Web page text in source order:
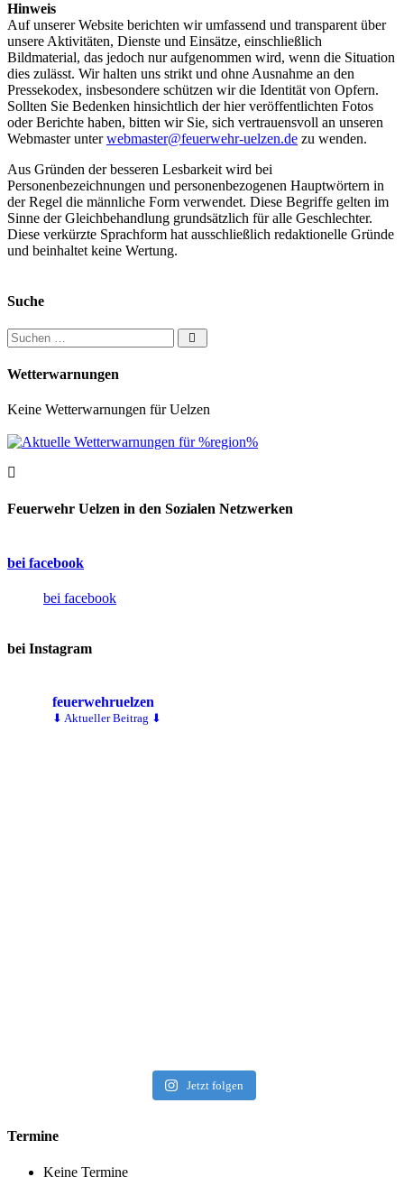
Hinweis
Auf unserer Website berichten wir umfassend und transparent über
unsere Aktivitäten, Dienste und Einsätze, einschließlich
Bildmaterial, das jedoch nur aufgenommen wird, wenn die Situation
dies zulässt. Wir halten uns strikt und ohne Ausnahme an den
Pressekodex, insbesondere schützen wir die Identität von Opfern.
Sollten Sie Bedenken hinsichtlich der hier veröffentlichten Fotos
oder Berichte haben, bitten wir Sie, sich vertrauensvoll an unseren
Webmaster unterwebmaster@feuerwehr-uelzen.de zu wenden.
Aus Gründen der besseren Lesbarkeit wird bei
Personenbezeichnungen und personenbezogenen Hauptwörtern in
der Regel die männliche Form verwendet. Diese Begriffe gelten im
Sinne der Gleichbehandlung grundsätzlich für alle Geschlechter.
Diese verkürzte Sprachform hat ausschließlich redaktionelle Gründe
und beinhaltet keine Wertung.
Suche
Suchen nach:
Wetterwarnungen
Keine Wetterwarnungen für Uelzen
Feuerwehr Uelzen in den Sozialen Netzwerken
bei facebook
bei facebook
bei Instagram
feuerwehruelzen
⬇ Aktueller Beitrag ⬇
Jetzt folgen
Termine
Keine Termine